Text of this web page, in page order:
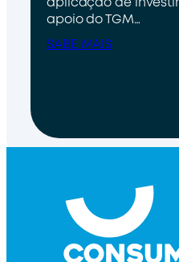
aplicação de
apoio do TGM…
SABE MAIS